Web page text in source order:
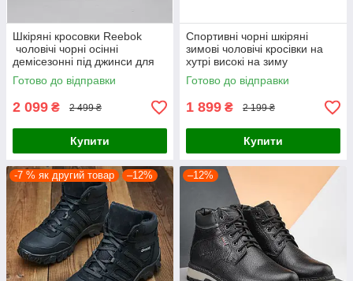
Шкіряні кросовки Reebok
чоловічі чорні осінні
демісезонні під джинси для
чоловіків з натуральної шкіри
Готово до відправки
2 099 ₴ 2 499 ₴
Купити
Спортивні чорні шкіряні
зимові чоловічі кросівки на
хутрі високі на зиму
Готово до відправки
1 899 ₴ 2 199 ₴
Купити
-7 % як другий товар –12% –12%